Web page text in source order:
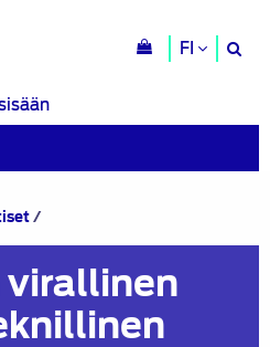
FI
/SATL:n
pikkujouluristeily
2017
virallinen